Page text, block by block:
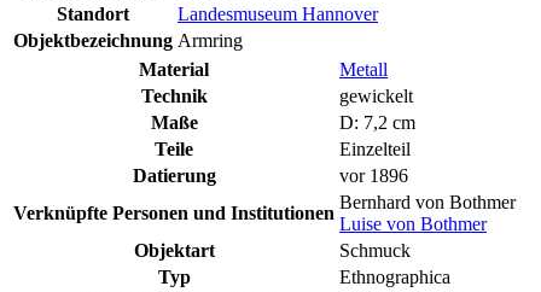
Standort
Landesmuseum Hannover
Objektbezeichnung Armring
Material
Metall
Technik
gewickelt
Maße
D: 7,2 cm
Teile
Einzelteil
Datierung
vor 1896
Verknüpfte Personen und Institutionen
Bernhard von Bothmer
Luise von Bothmer
Objektart
Schmuck
Typ
Ethnographica